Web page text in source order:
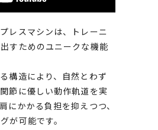
レスマシンは、トレーニ
すためのユニークな機能
構造により、自然とわず
節に優しい動作軌道を実
にかかる負担を抑えつつ、
が可能です。